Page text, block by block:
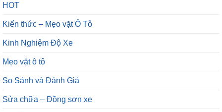
HOT
Kiến thức – Mẹo vặt Ô Tô
Kinh Nghiệm Độ Xe
Mẹo vặt ô tô
So Sánh và Đánh Giá
Sửa chữa – Đồng sơn xe